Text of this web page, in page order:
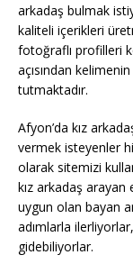
arkadaş bulmak
kaliteli içerikleri
fotoğraflı profilleri
açısından
tutmaktadır.
Afyon’da kız
vermek isteyenler
olarak sitemizi
kız arkadaş
uygun olan bayan
adımlarla
gidebiliyorlar.